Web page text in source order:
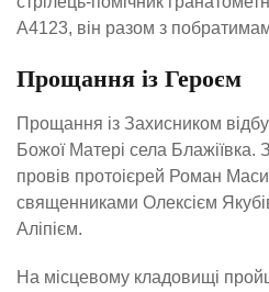
А4123, він разом з
Прощання із Героєм
Прощання із Захисником
Божої Матері села Блажіївка.
провів протоієрей Роман
священниками Олексієм
Аліпієм.
На місцевому кладовищі